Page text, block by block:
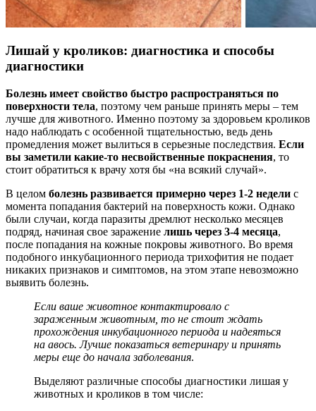
Лишай у кроликов: диагностика и способы
диагностики
Болезнь имеет свойство быстро распространяться по
поверхности тела, поэтому чем раньше принять меры – тем
лучше для животного. Именно поэтому за здоровьем кроликов
надо наблюдать с особенной тщательностью, ведь день
промедления может вылиться в серьезные последствия. Если
вы заметили какие-то несвойственные покраснения, то
стоит обратиться к врачу хотя бы «на всякий случай».
В целом болезнь развивается примерно через 1-2 недели с
момента попадания бактерий на поверхность кожи. Однако
были случаи, когда паразиты дремлют несколько месяцев
подряд, начиная свое заражение лишь через 3-4 месяца,
после попадания на кожные покровы животного. Во время
подобного инкубационного периода трихофития не подает
никаких признаков и симптомов, на этом этапе невозможно
выявить болезнь.
Если ваше животное контактировало с
зараженным животным, то не стоит ждать
прохождения инкубационного периода и надеяться
на авось. Лучше показаться ветеринару и принять
меры еще до начала заболевания.
Выделяют различные способы диагностики лишая у
животных и кроликов в том числе: